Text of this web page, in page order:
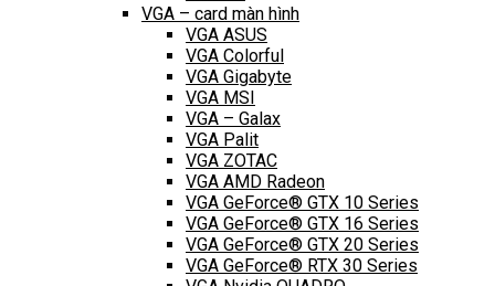
VGA – card màn hình
VGA ASUS
VGA Colorful
VGA Gigabyte
VGA MSI
VGA – Galax
VGA Palit
VGA ZOTAC
VGA AMD Radeon
VGA GeForce® GTX 10 Series
VGA GeForce® GTX 16 Series
VGA GeForce® GTX 20 Series
VGA GeForce® RTX 30 Series